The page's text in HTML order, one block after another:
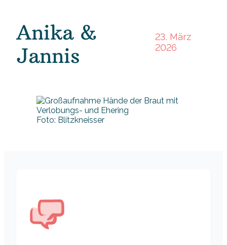
Anika &
Jannis
23. März
2026
Foto: Blitzkneisser